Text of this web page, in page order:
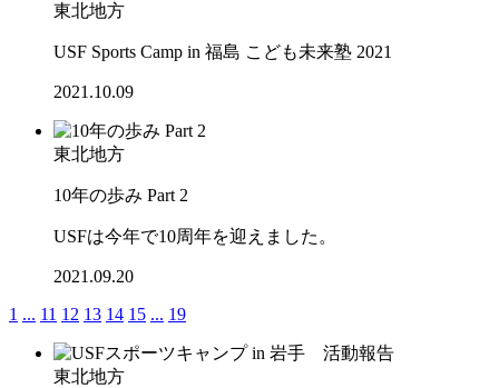
東北地方
USF Sports Camp in 福島 こども未来塾 2021
2021.10.09
東北地方
10年の歩み Part 2
USFは今年で10周年を迎えました。
2021.09.20
1 ... 11 12 13 14 15 ... 19
東北地方